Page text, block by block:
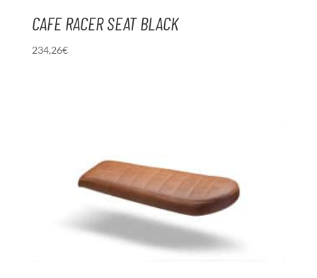
CAFE RACER SEAT BLACK
234,26€